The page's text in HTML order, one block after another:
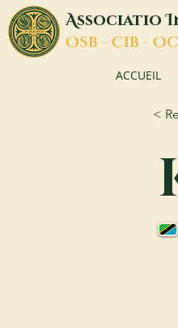
AssociatioI
OSB - CIB - O
ACCUEIL
<